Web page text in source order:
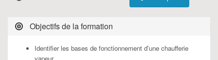
Objectifs de la formation
Identifier les bases de fonctionnement d'une chaufferie